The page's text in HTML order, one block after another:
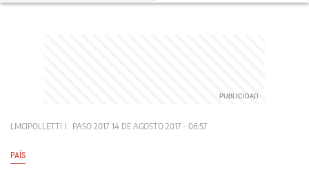
LMCIPOLLETTI PASO 2017 14 DE AGOSTO 2017 - 06:57
PAÍS